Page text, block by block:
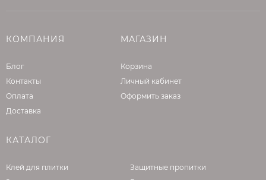
правилом сразу после заполнения и
МЕРЫ ПРЕДОСТОРОЖНОСТИ
содержит цемент. Во время проведения
попадании раствора в глаза и на кожу
КОМПАНИЯ
Блог
Контакты
Оплата
Доставка
МАГАЗИН
Корзина
Личный кабинет
Оформить заказ
КАТАЛОГ
Клей для плитки
Защитные пропитки